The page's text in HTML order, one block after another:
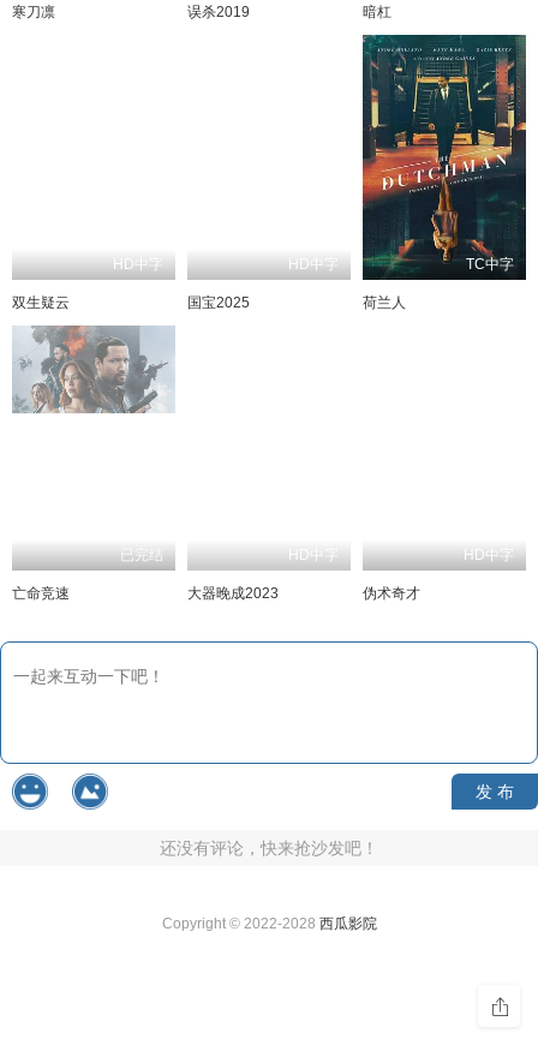
寒刀凛 误杀2019 暗杠
HD中字
双生疑云
HD中字
国宝2025
TC中字
荷兰人
已完结
亡命竞速
HD中字
大器晚成2023
HD中字
伪术奇才
发 布
还没有评论，快来抢沙发吧！
Copyright © 2022-2028 西瓜影院